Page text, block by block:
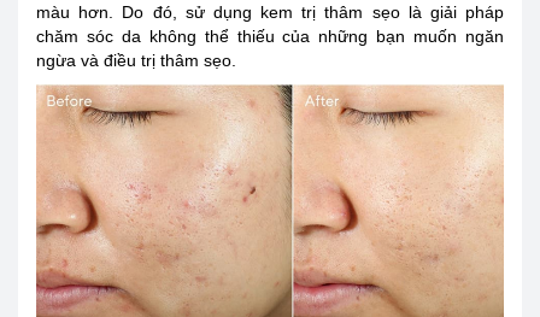
màu hơn. Do đó, sử dụng kem trị thâm sẹo là giải pháp
chăm sóc da không thể thiếu của những bạn muốn ngăn
ngừa và điều trị thâm sẹo.